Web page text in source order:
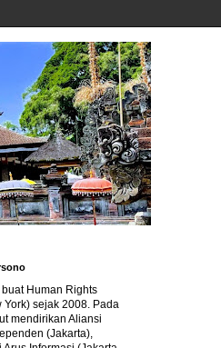
Human Rights
York) sejak 2008. Pada
mendirikan Aliansi
(Jakarta),